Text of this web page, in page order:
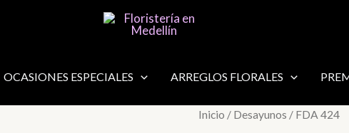
OCASIONES ESPECIALES ARREGLOS FLORALES
Inicio / Desayunos / FDA 424
FDA